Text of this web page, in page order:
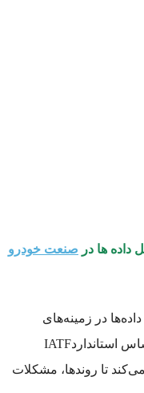
داده ها در صنعت خودرو
در زمینه‌های
استانداردIATF
تا روندها، مشکلات